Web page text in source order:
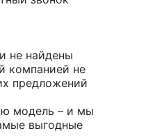
не найдены
компанией не
предложений
модель – и мы
выгодные